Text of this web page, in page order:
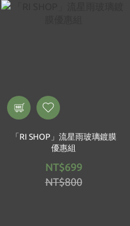
「RI SHOP」流星雨玻璃鍍膜
優惠組
NT$699
NT$800